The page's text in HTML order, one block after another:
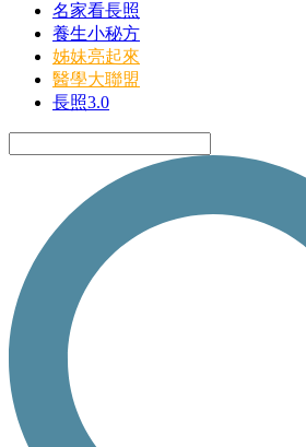
名家看長照
養生小秘方
姊妹亮起來
醫學大聯盟
長照3.0